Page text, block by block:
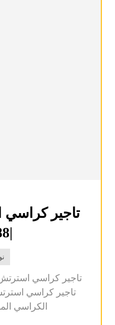
تاجير
|96718588
تاجير كراسي
تاجير كراسي
الكراسي